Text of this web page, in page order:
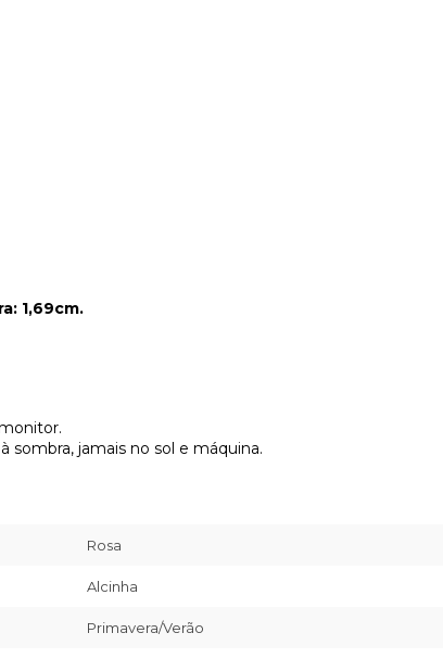
1,69cm.
sombra, jamais no sol e máquina.
Rosa
Alcinha
Primavera/Verão